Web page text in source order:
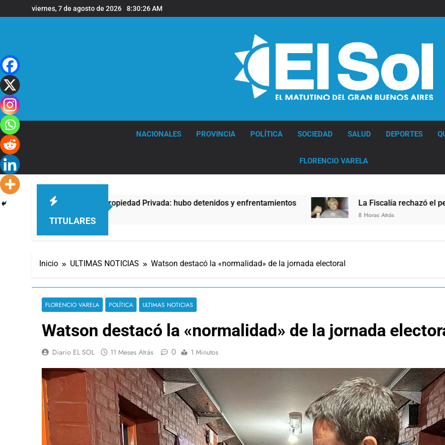
al
viernes, 7 de agosto de 2026 8:30:27 AM
NACIONALES PROVINCIA POLÍTICA SOCIEDAD SALUD DEPORTES
FLORENCIO VARELA
TITULARES
la Ley de Propiedad Privada: hubo detenidos y enfrentamientos La Fiscalía rechazó el pedido para
8 Horas Atrás
Inicio ULTIMAS NOTICIAS Watson destacó la «normalidad» de la jornada electoral
FLORENCIO VARELA POLÍTICA ULTIMAS NOTICIAS
Watson destacó la «normalidad» de la jornada
Diario EL SOL 11 Meses Atrás 0 1 Minutos